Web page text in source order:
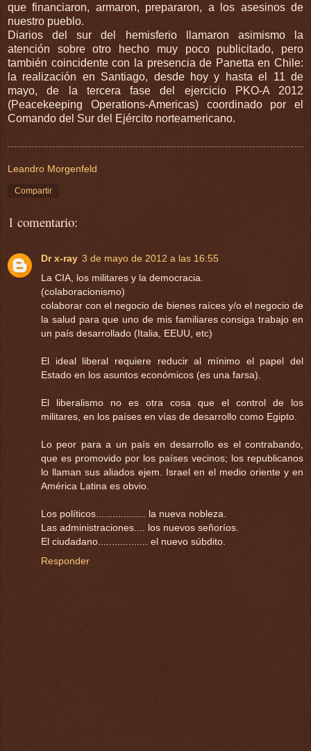
que financiaron, armaron, prepararon, a los asesinos de
nuestro pueblo.
Diarios del sur del hemisferio llamaron asimismo la
atención sobre otro hecho muy poco publicitado, pero
también coincidente con la presencia de Panetta en Chile:
la realización en Santiago, desde hoy y hasta el 11 de
mayo, de la tercera fase del ejercicio PKO-A 2012
(Peacekeeping Operations-Americas) coordinado por el
Comando del Sur del Ejército norteamericano.
Leandro Morgenfeld
Compartir
1 comentario:
Dr x-ray 3 de mayo de 2012 a las 16:55
La CIA, los militares y la democracia.
(colaboracionismo)
colaborar con el negocio de bienes raíces y/o el negocio de
la salud para que uno de mis familiares consiga trabajo en
un país desarrollado (Italia, EEUU, etc)
El ideal liberal requiere reducir al mínimo el papel del
Estado en los asuntos económicos (es una farsa).
El liberalismo no es otra cosa que el control de los
militares, en los países en vías de desarrollo como Egipto.
Lo peor para a un país en desarrollo es el contrabando,
que es promovido por los países vecinos; los republicanos
lo llaman sus aliados ejem. Israel en el medio oriente y en
América Latina es obvio.
Los políticos.................. la nueva nobleza.
Las administraciones.... los nuevos señoríos.
El ciudadano.................. el nuevo súbdito.
Responder